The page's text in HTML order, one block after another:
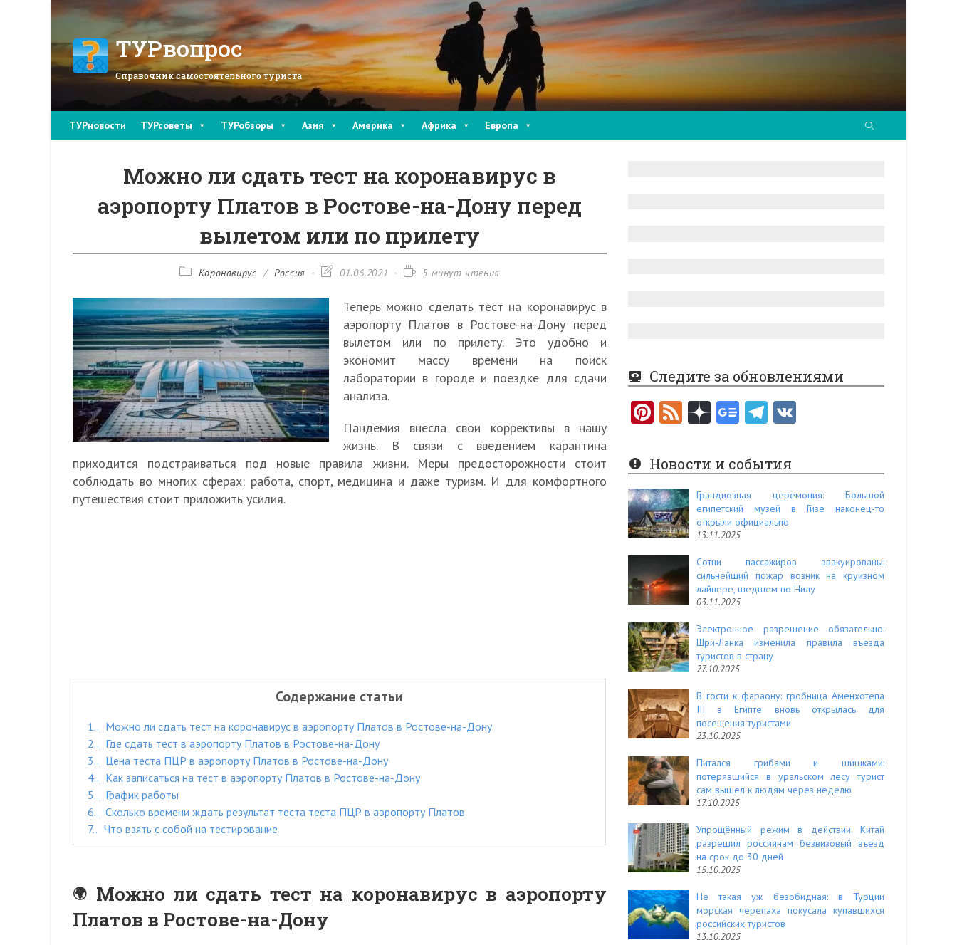
ТУРвопрос
Справочник самостоятельного туриста
ТУРновости ТУРсоветы ТУРобзоры Азия Америка Африка Европа
Можно ли сдать тест на коронавирус в
аэропорту Платов в Ростове-на-Дону перед
вылетом или по прилету
РубрикаКоронавирус / Россия
Запись01.06.2021
Время5 минут чтения
Теперь можно сделать тест на коронавирус в
аэропорту Платов в Ростове-на-Дону перед
вылетом или по прилету. Это удобно и
экономит массу времени на поиск
лаборатории в городе и поездке для сдачи
анализа.
Пандемия внесла свои коррективы в нашу
жизнь. В связи с введением карантина
приходится подстраиваться под новые правила жизни. Меры предосторожности стоит
соблюдать во многих сферах: работа, спорт, медицина и даже туризм. И для комфортного
путешествия стоит приложить усилия.
Содержание статьи
1.
Можно ли сдать тест на коронавирус в аэропорту Платов в Ростове-на-Дону
2.
Где сдать тест в аэропорту Платов в Ростове-на-Дону
3.
Цена теста ПЦР в аэропорту Платов в Ростове-на-Дону
4.
Как записаться на тест в аэропорту Платов в Ростове-на-Дону
5.
График работы
6.
Сколько времени ждать результат теста теста ПЦР в аэропорту Платов
7.
Что взять с собой на тестирование
Можно ли сдать тест на коронавирус в аэропорту
Платов в Ростове-на-Дону
Следите за обновлениями
Pi
er
es
t
F
e
d
Новости и события
Грандиозная церемония: Большой
египетский музей в Гизе наконец-то
открыли официально
13.11.2025
Сотни пассажиров эвакуированы:
сильнейший пожар возник на круизном
лайнере, шедшем по Нилу
03.11.2025
Электронное разрешение обязательно:
Шри-Ланка изменила правила въезда
туристов в страну
27.10.2025
В гости к фараону: гробница Аменхотепа
III в Египте вновь открылась для
посещения туристами
23.10.2025
Питался грибами и шишками:
потерявшийся в уральском лесу турист
сам вышел к людям через неделю
17.10.2025
Упрощённый режим в действии: Китай
разрешил россиянам безвизовый въезд
на срок до 30 дней
15.10.2025
Не такая уж безобидная: в Турции
морская черепаха покусала купавшихся
российских туристов
13.10.2025